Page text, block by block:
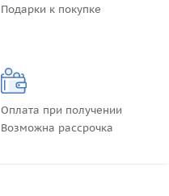
Подарки к покупке
Оплата при получении
Возможна рассрочка